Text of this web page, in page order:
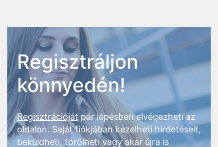
Regisztráljon
könnyedén!
Regisztrációjátpár lépésben elvégezheti az
oldalon. Saját fiókjában kezelheti hirdetéseit,
beküldheti, törölheti vagy akár újra is